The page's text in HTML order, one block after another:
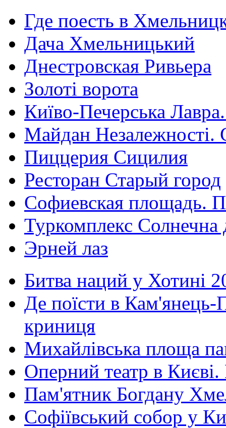
Где поесть в
Дача Хмельницький
Днестровская Ривьера
Золоті ворота
Київо-Печерська
Майдан Незалежності.
Пиццерия Сицилия
Ресторан Старый город
Софиевская площадь.
Туркомплекс Солнечна
Эрней лаз
Битва наций у Хотині
Де поїсти в Кам'янець-
криниця
Михайлівська площа
Оперний театр в
Пам'ятник Богдану
Софіївський собор у